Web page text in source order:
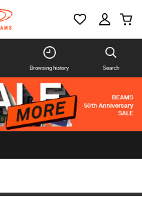
Browsing history Search